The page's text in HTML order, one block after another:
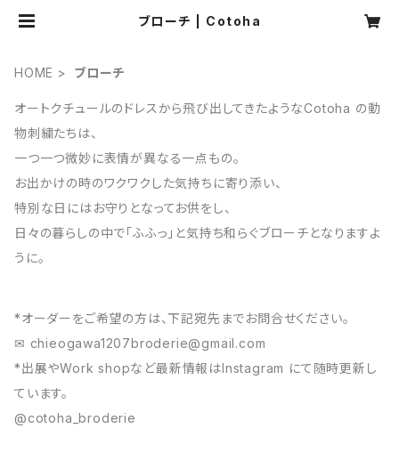
ブローチ | Cotoha
HOME ブローチ
オートクチュールのドレスから飛び出してきたようなCotoha の動
物刺繍たちは、
一つ一つ微妙に表情が異なる一点もの。
お出かけの時のワクワクした気持ちに寄り添い、
特別な日にはお守りとなってお供をし、
日々の暮らしの中で「ふふっ」と気持ち和らぐブローチとなりますよ
うに。
*オーダーをご希望の方は、下記宛先までお問合せください。
✉︎ chieogawa1207broderie@gmail.com
*出展やWork shopなど最新情報はInstagram にて随時更新し
ています。
@cotoha_broderie